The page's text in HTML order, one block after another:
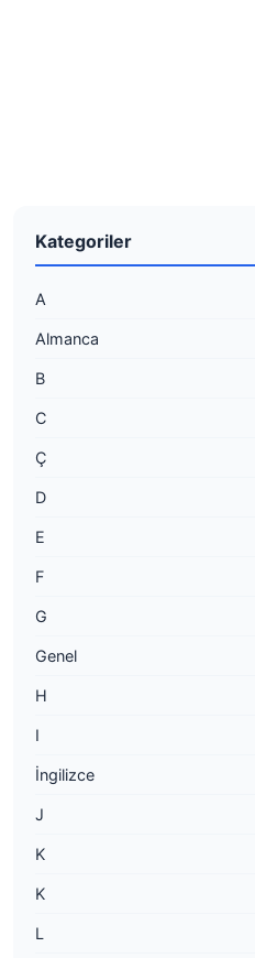
Kategoriler
A
Almanca
B
C
Ç
D
E
F
G
Genel
H
I
İngilizce
J
K
K
L